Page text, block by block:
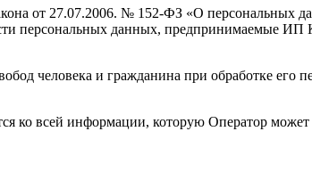
от 27.07.2006. № 152-ФЗ «О персональных
персональных данных, предпринимаемые
человека и гражданина при обработке его
ко всей информации, которую Оператор может